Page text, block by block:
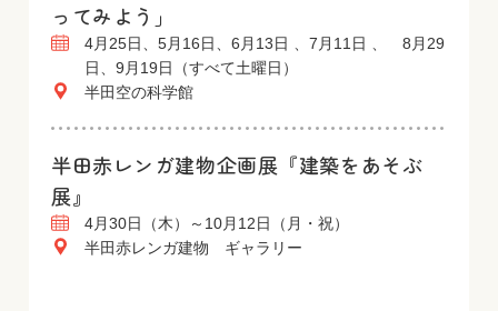
ってみよう」
4月25日、5月16日、6月13日 、7月11日 、 8月29
日、9月19日（すべて土曜日）
半田空の科学館
半田赤レンガ建物企画展『建築をあそぶ
展』
4月30日（木）～10月12日（月・祝）
半田赤レンガ建物 ギャラリー